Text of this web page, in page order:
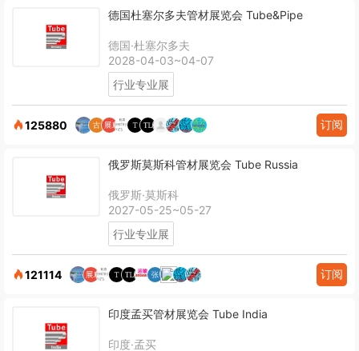
德国杜塞尔多夫管材展览会 Tube&Pipe
德国·杜塞尔多夫
2028-04-03~04-07
行业专业展
125880 订阅
俄罗斯莫斯科管材展览会 Tube Russia
俄罗斯·莫斯科
2027-05-25~05-27
行业专业展
121114 订阅
印度孟买管材展览会 Tube India
印度·孟买